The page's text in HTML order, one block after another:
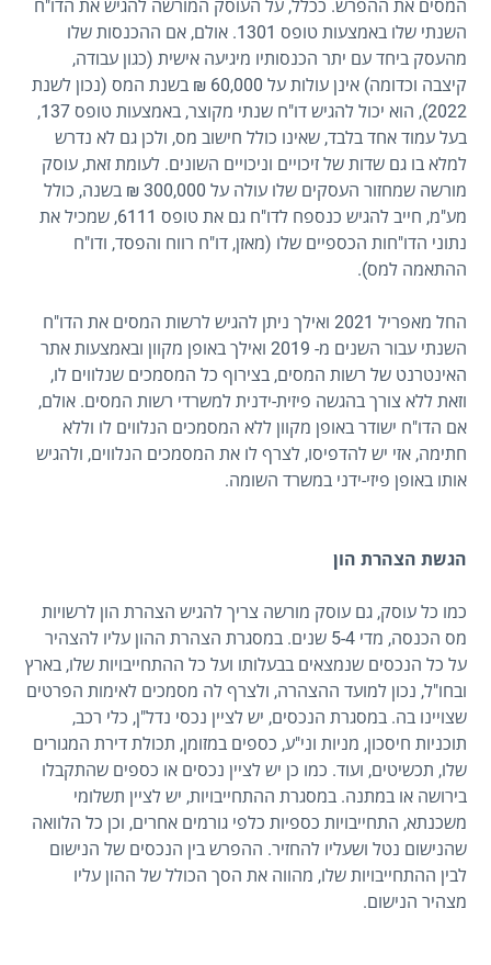
המסים את ההפרש. ככלל, על העוסק המורשה להגיש את הדו"ח
השנתי שלו באמצעות טופס 1301. אולם, אם ההכנסות שלו
מהעסק ביחד עם יתר הכנסותיו מיגיעה אישית (כגון עבודה,
קיצבה וכדומה) אינן עולות על 60,000 ₪ בשנת המס (נכון לשנת
2022), הוא יכול להגיש דו"ח שנתי מקוצר, באמצעות טופס 137,
בעל עמוד אחד בלבד, שאינו כולל חישוב מס, ולכן גם לא נדרש
למלא בו גם שדות של זיכויים וניכויים השונים. לעומת זאת, עוסק
מורשה שמחזור העסקים שלו עולה על 300,000 ₪ בשנה, כולל
מע"מ, חייב להגיש כנספח לדו"ח גם את טופס 6111, שמכיל את
נתוני הדו"חות הכספיים שלו (מאזן, דו"ח רווח והפסד, ודו"ח
ההתאמה למס).
החל מאפריל 2021 ואילך ניתן להגיש לרשות המסים את הדו"ח
השנתי עבור השנים מ- 2019 ואילך באופן מקוון ובאמצעות אתר
האינטרנט של רשות המסים, בצירוף כל המסמכים שנלווים לו,
וזאת ללא צורך בהגשה פיזית-ידנית למשרדי רשות המסים. אולם,
אם הדו"ח ישודר באופן מקוון ללא המסמכים הנלווים לו וללא
חתימה, אזי יש להדפיסו, לצרף לו את המסמכים הנלווים, ולהגיש
אותו באופן פיזי-ידני במשרד השומה.
הגשת הצהרת הון
כמו כל עוסק, גם עוסק מורשה צריך להגיש הצהרת הון לרשויות
מס הכנסה, מדי 5-4 שנים. במסגרת הצהרת ההון עליו להצהיר
על כל הנכסים שנמצאים בבעלותו ועל כל ההתחייבויות שלו, בארץ
ובחו"ל, נכון למועד ההצהרה, ולצרף לה מסמכים לאימות הפרטים
שצויינו בה. במסגרת הנכסים, יש לציין נכסי נדל"ן, כלי רכב,
תוכניות חיסכון, מניות וני"ע, כספים במזומן, תכולת דירת המגורים
שלו, תכשיטים, ועוד. כמו כן יש לציין נכסים או כספים שהתקבלו
בירושה או במתנה. במסגרת ההתחייבויות, יש לציין תשלומי
משכנתא, התחייבויות כספיות כלפי גורמים אחרים, וכן כל הלוואה
שהנישום נטל ושעליו להחזיר. ההפרש בין הנכסים של הנישום
לבין ההתחייבויות שלו, מהווה את הסך הכולל של ההון עליו
מצהיר הנישום.